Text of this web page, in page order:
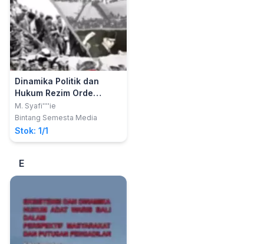
XIII/2015)
Dinamika Politik dan
Hukum Rezim Orde
Barudan Transisi
Demokrasi
M. Syafi''''ie
Bintang Semesta Media
Stok: 1/1
E